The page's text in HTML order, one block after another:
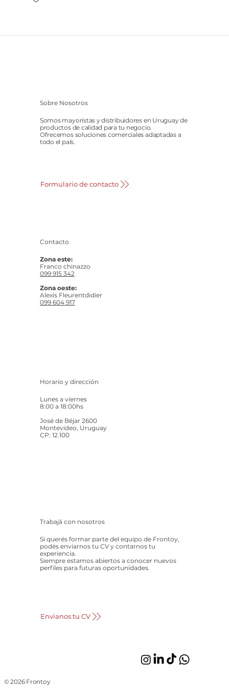
© 2026 Frontoy
Sobre Nosotros
Somos mayoristas y distribuidores en Uruguay de
productos de calidad para tu negocio.
Ofrecemos soluciones comerciales adaptadas a
todo el país.
Formulario de contacto
Contacto
Zona este:
Franco chinazzo
099 915 342
Zona oeste:
Alexis Fleurentdidier
099 604 917
Horario y dirección
Lunes a viernes
8:00 a 18:00hs
José de Béjar 2600
Montevideo, Uruguay
CP: 12.100
Trabajá con nosotros
Si querés formar parte del equipo de Frontoy,
podés enviarnos tu CV y contarnos tu
experiencia.
Siempre estamos abiertos a conocer nuevos
perfiles para futuras oportunidades.
Envianos tu CV